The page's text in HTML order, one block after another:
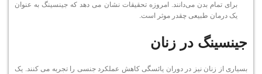
برای تمام بدن می‌دانند. امروزه تحقیقات نشان می دهد که جینسینگ به عنوان
یک درمان طبیعی چقدر موثر است.
جینسینگ در زنان
بسیاری از زنان نیز در دوران یائسگی کاهش عملکرد جنسی را تجربه می کنند. یک